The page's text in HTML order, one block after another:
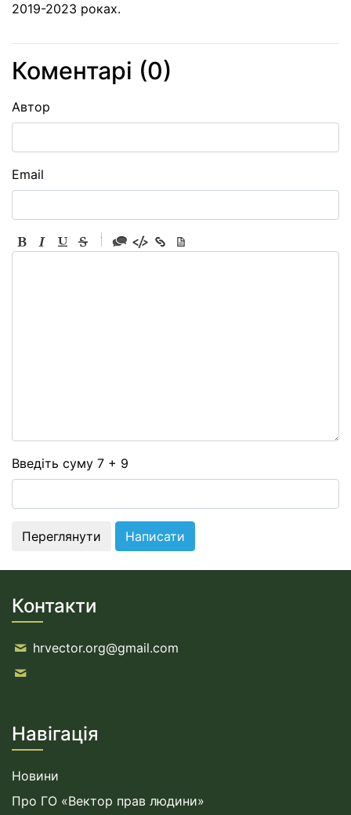
2019-2023 роках.
Коментарі (0)
Автор
Email
-
-
Введіть суму 7 + 9
Контакти
hrvector.org@gmail.com
Навігація
Новини
Про ГО «Вектор прав людини»